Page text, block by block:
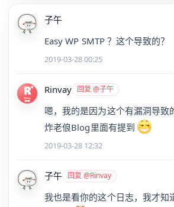
子午
Easy WP SMTP ？这个导致的？
2019-03-28 00:25
Rinvay 回复 @子午
嗯，我的是因为这个有漏洞导致
炸老俍Blog里面有提到
2019-03-28 12:32
子午 回复 @Rinvay
我也是看你的这个日志，我才知